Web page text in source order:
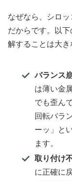
なぜなら、シロ
だからです。以
解することは大き
バランス
は薄い金
でも歪ん
回転バラ
ーッ」と
ます。
取り付け
に正確に